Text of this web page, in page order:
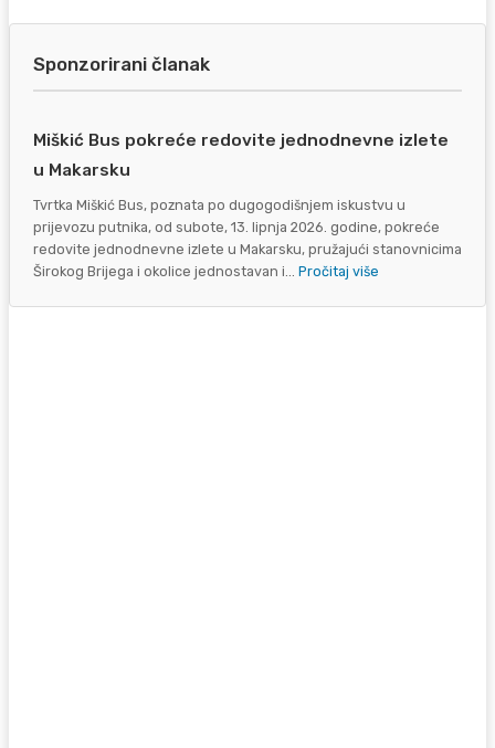
Sponzorirani članak
Miškić Bus pokreće redovite jednodnevne izlete
u Makarsku
Tvrtka Miškić Bus, poznata po dugogodišnjem iskustvu u
prijevozu putnika, od subote, 13. lipnja 2026. godine, pokreće
redovite jednodnevne izlete u Makarsku, pružajući stanovnicima
Širokog Brijega i okolice jednostavan i... Pročitaj više